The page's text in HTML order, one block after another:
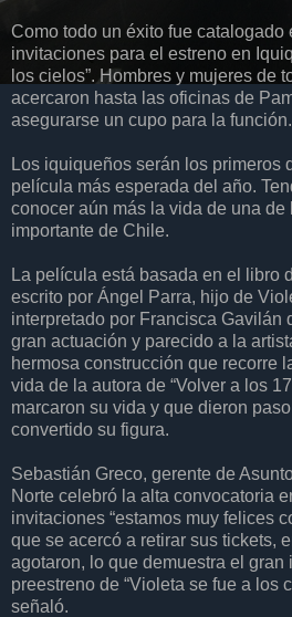
Como todo un éxito fue catalogado
invitaciones para el estreno en
los cielos”. Hombres y mujeres de
acercaron hasta las oficinas de
asegurarse un cupo para la función.
Los iquiqueños serán los primeros
película más esperada del año.
conocer aún más la vida de una de
importante de Chile.
La película está basada en el libro
escrito por Ángel Parra, hijo de
interpretado por Francisca Gavilán
gran actuación y parecido a la
hermosa construcción que recorre
vida de la autora de “Volver a los
marcaron su vida y que dieron
convertido su figura.
Sebastián Greco, gerente de
Norte celebró la alta convocatoria
invitaciones “estamos muy felices
que se acercó a retirar sus tickets,
agotaron, lo que demuestra el gran
preestreno de “Violeta se fue a los
señaló.